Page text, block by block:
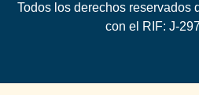
Todos los derechos reservados
con el RIF: J-